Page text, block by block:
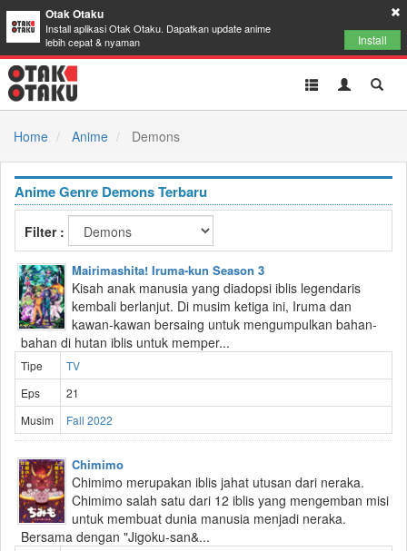
Otak Otaku
Install aplikasi Otak Otaku. Dapatkan update anime
lebih cepat & nyaman
Install
Toggle
Toggle
Home
Anime Demons
Anime Genre Demons Terbaru
Filter :
Mairimashita! Iruma-kun Season 3
Kisah anak manusia yang diadopsi iblis legendaris
kembali berlanjut. Di musim ketiga ini, Iruma dan
kawan-kawan bersaing untuk mengumpulkan bahan-
bahan di hutan iblis untuk memper...
Tipe
TV
Eps
21
Musim
Fall 2022
Chimimo
Chimimo merupakan iblis jahat utusan dari neraka.
Chimimo salah satu dari 12 iblis yang mengemban misi
untuk membuat dunia manusia menjadi neraka.
Bersama dengan "Jigoku-san&...